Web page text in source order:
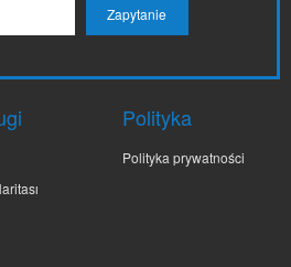
Polityka
Polityka prywatności